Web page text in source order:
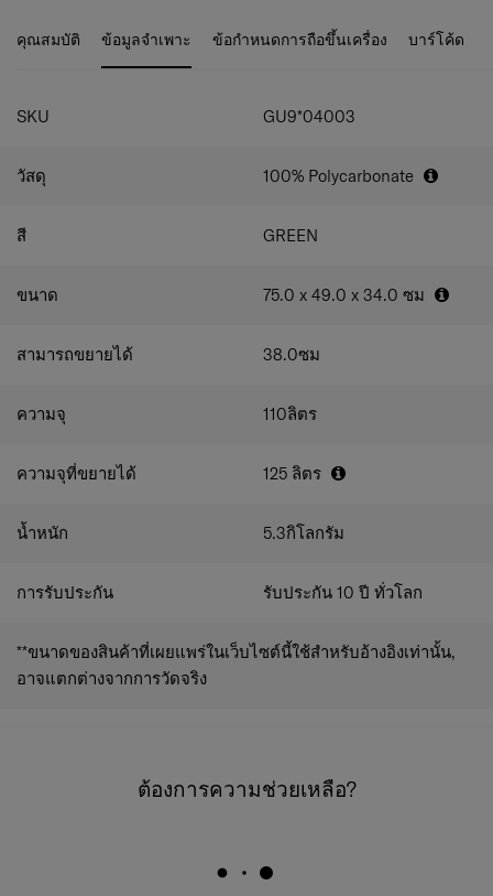
การดีไซน์แบบตะขอเกี่ยวที่ด้านหน้า เหมาะสำหรับของ
ที่มีน้ำหนัก 3-5 กก.
สองเท่า สบายใจขึ้นเป็นเท่าตัว
และตะขอเกี่ยวที่ช่องแบ่งต่างๆ
รหัสล็อคแบบ TSA combination lock
Cross Ribbons สายรัดสัมภาระแบบไขว้​
คุณสมบัติ ข้อมูลจำเพาะ ข้อกำหนดการถือขึ้นเครื่อง บาร์โค้ด
SKU GU9*04003
วัสดุ 100% Polycarbonate
สี GREEN
ขนาด 75.0 x 49.0 x 34.0 ซม
สามารถขยายได้ 38.0ซม
ความจุ 110ลิตร
ความจุที่ขยายได้ 125 ลิตร
น้ำหนัก 5.3กิโลกรัม
การรับประกัน รับประกัน 10 ปี ทั่วโลก
**ขนาดของสินค้าที่เผยแพร่ในเว็บไซต์นี้ใช้สำหรับอ้างอิงเท่านั้น,
อาจแตกต่างจากการวัดจริง
ต้องการความช่วยเหลือ?